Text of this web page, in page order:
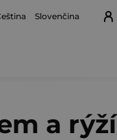
Slovenčina
a rýží